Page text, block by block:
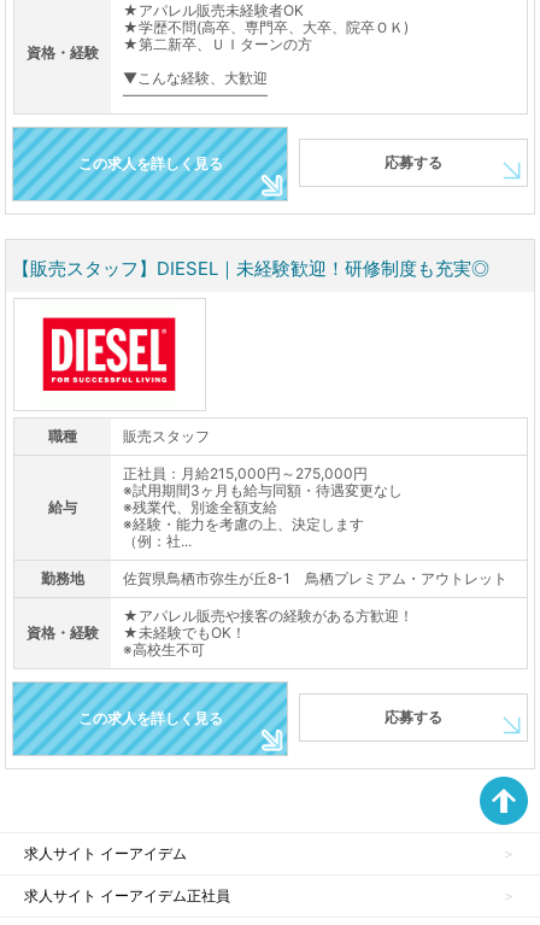
資格・経験
★アパレル販売未経験者OK
★学歴不問(高卒、専門卒、大卒、院卒ＯＫ)
★第二新卒、ＵＩターンの方
▼こんな経験、大歓迎
――――――――――
この求人を詳しく見る 応募する
【販売スタッフ】DIESEL｜未経験歓迎！研修制度も充実◎
職種 販売スタッフ
給与
正社員：月給215,000円～275,000円
※試用期間3ヶ月も給与同額・待遇変更なし
※残業代、別途全額支給
※経験・能力を考慮の上、決定します
（例：社...
勤務地 佐賀県鳥栖市弥生が丘8-1 鳥栖プレミアム・アウトレット
資格・経験
★アパレル販売や接客の経験がある方歓迎！
★未経験でもOK！
※高校生不可
この求人を詳しく見る 応募する
求人サイト イーアイデム
求人サイト イーアイデム正社員